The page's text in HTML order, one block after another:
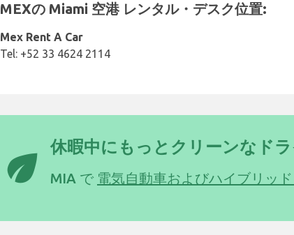
MEXの Miami 空港 レンタル・デスク位置:
Mex Rent A Car
Tel: +52 33 4624 2114
eco 休暇中にもっとクリーンなド
MIA で 電気自動車およびハイブリッ